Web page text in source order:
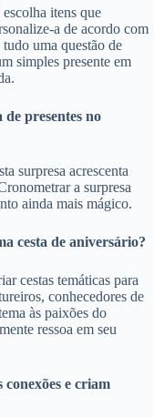
itens que
a de acordo com
uma questão de
simples presente em
de presentes no
surpresa acrescenta
a surpresa
ainda mais mágico.
cesta de aniversário?
cestas temáticas para
conhecedores de
às paixões do
ressoa em seu
conexões e criam